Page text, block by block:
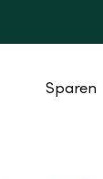
Sparen